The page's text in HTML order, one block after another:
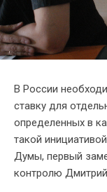
В России
ставку для
определенных в
такой
Думы, первый
контролю Дмитрий